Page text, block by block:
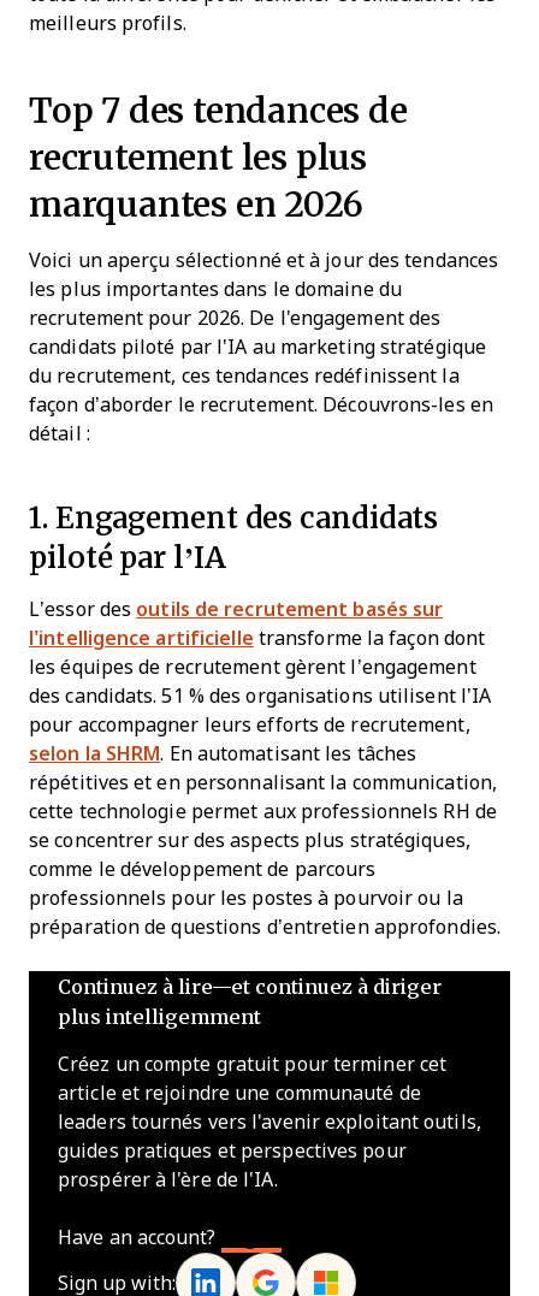
meilleurs profils.
Top 7 des tendances de
recrutement les plus
marquantes en 2026
Voici un aperçu sélectionné et à jour des tendances
les plus importantes dans le domaine du
recrutement pour 2026. De l'engagement des
candidats piloté par l'IA au marketing stratégique
du recrutement, ces tendances redéfinissent la
façon d’aborder le recrutement. Découvrons-les en
détail :
1. Engagement des candidats
piloté par l’IA
L’essor des outils de recrutement basés sur
l’intelligence artificielle transforme la façon dont
les équipes de recrutement gèrent l’engagement
des candidats. 51 % des organisations utilisent l’IA
pour accompagner leurs efforts de recrutement,
selon la SHRM. En automatisant les tâches
répétitives et en personnalisant la communication,
cette technologie permet aux professionnels RH de
se concentrer sur des aspects plus stratégiques,
comme le développement de parcours
professionnels pour les postes à pourvoir ou la
préparation de questions d’entretien approfondies.
Continuez à lire—et continuez à diriger
plus intelligemment
Créez un compte gratuit pour terminer cet
article et rejoindre une communauté de
leaders tournés vers l'avenir exploitant outils,
guides pratiques et perspectives pour
prospérer à l'ère de l'IA.
Have an account?
Sign up with: